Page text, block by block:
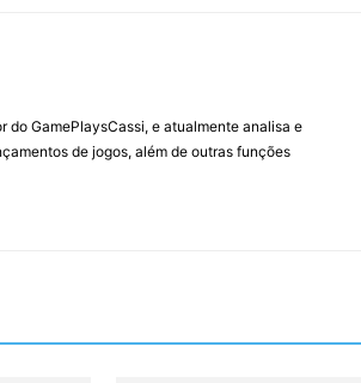
do GamePlaysCassi, e atualmente analisa e
de jogos, além de outras funções